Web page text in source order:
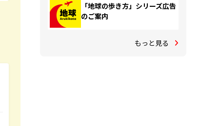
「地球の歩き方」シリーズ広告
のご案内
もっと見る